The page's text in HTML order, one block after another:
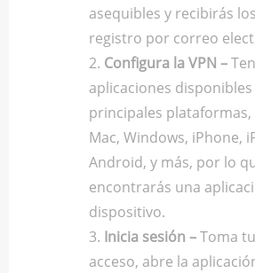
asequibles y recibirás
registro por correo
Configura la VPN –
aplicaciones
principales
Mac, Windows, iPhone,
Android, y más, por lo
encontrarás una
dispositivo.
Inicia sesión –Toma
acceso, abre la